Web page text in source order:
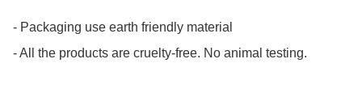
- Packaging use earth friendly material
- All the products are cruelty-free. No animal testing.